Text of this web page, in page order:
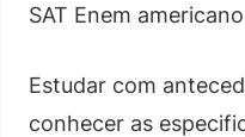
SAT Enem
Estudar com
conhecer as